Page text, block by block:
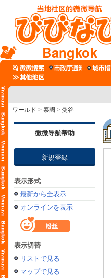
Bangkok
ワールド > 泰國 > 曼谷
微微导航帮助
新規登録
表示形式
最新から全表示
オンラインを表示
表示切替
リストで見る
マップで見る